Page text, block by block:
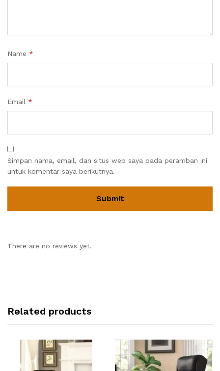
Name *
Email *
Simpan nama, email, dan situs web saya pada peramban ini
untuk komentar saya berikutnya.
There are no reviews yet.
Related products